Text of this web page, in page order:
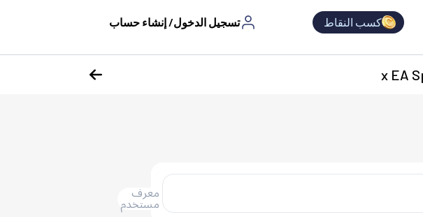
كسب النقاط تسجيل الدخول/ إنشاء حساب
معرف
مستخدم